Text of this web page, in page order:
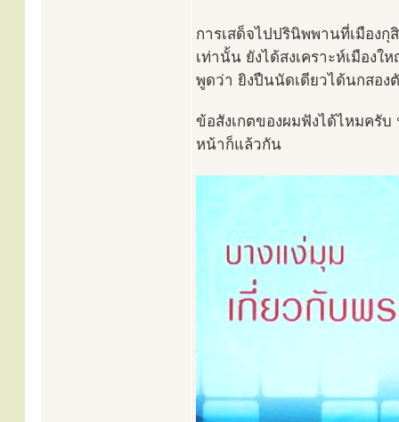
การเสด็จไปปรินิพพานที่เมืองกุ
เท่านั้น ยังได้สงเคราะห์เมือง
พูดว่า ยิงปืนนัดเดียวได้นกสอง
ข้อสังเกตของผมฟังได้ไหมครับ
หน้าก็แล้วกัน